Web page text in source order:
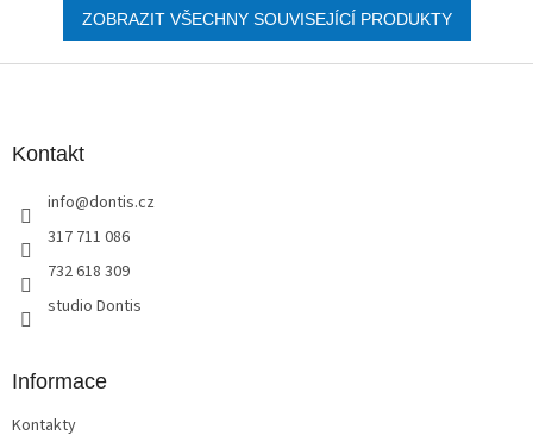
ZOBRAZIT VŠECHNY SOUVISEJÍCÍ PRODUKTY
Kontakt
info@dontis.cz
317 711 086
732 618 309
studio Dontis
Informace
Kontakty